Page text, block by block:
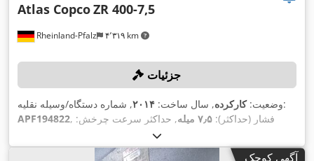
Rheinland-Pfalz ۴٬۳۱۹ km
Atlas CopcoZR 400-7,5
جزئیات
وضعیت:کارکرده, سال ساخت: ۲۰۱۴
, شماره دستگاه/وسیله نقلیه:
APF194822
, فشار (حداکثر): ۷٫۵ میله
, حداکثر سرعت چرخش:
آگهی کوچک